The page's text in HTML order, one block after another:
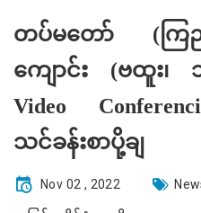
တပ်မတော် (ကြ
ကျောင်း (ဗထူး
Video
သင်ခန်းစာပို့ချ
Nov 02 , 2022